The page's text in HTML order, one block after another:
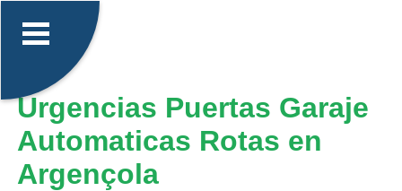
Urgencias Puertas Garaje
Automaticas Rotas en
Argençola